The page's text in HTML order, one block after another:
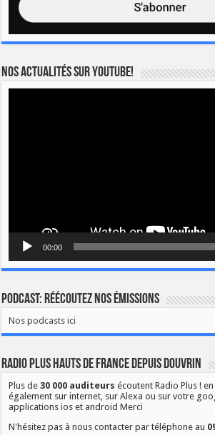
Nos actualités sur YOUTUBE!
00:00
Podcast: Réécoutez nos émissions
Nos podcasts ici
Radio Plus Hauts de France depuis Douvrin
Plus de30 000 auditeurs écoutent Radio Plus !
également sur internet, sur Alexa ou sur votre
applications ios et android Merci
N'hésitez pas à nous contacter par téléphone au